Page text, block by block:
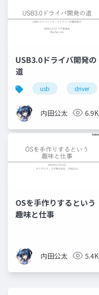
USB3.0ドライバ開発の
道
usb driver
内田公太 6.9K
OSを手作りするという
趣味と仕事
内田公太 5.4K